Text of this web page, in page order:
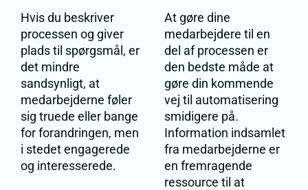
Hvis du beskriver
processen og giver
plads til spørgsmål, er
det mindre
sandsynligt, at
medarbejderne føler
sig truede eller bange
for forandringen, men
i stedet engagerede
og interesserede.
At gøre dine
medarbejdere til en
del af processen er
den bedste måde at
gøre din kommende
vej til automatisering
smidigere på.
Information indsamlet
fra medarbejderne er
en fremragende
ressource til at